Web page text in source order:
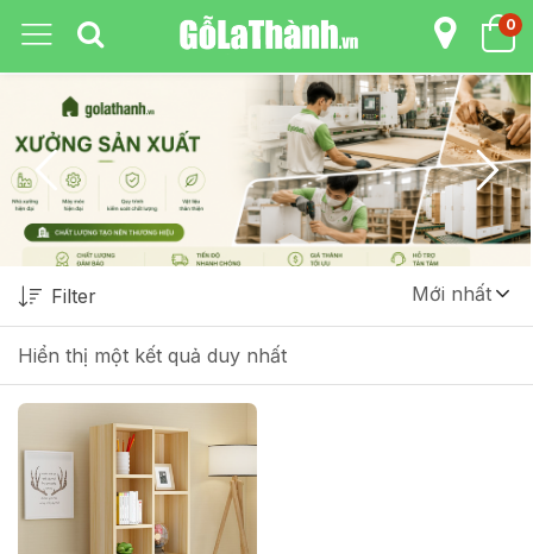
0
Hiển thị một kết quả duy nhất
Filter Mới nhất